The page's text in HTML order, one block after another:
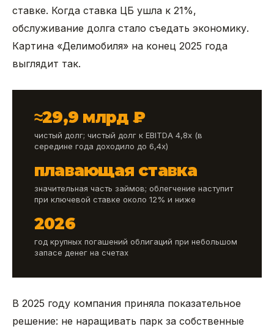
ставке. Когда ставка ЦБ ушла к 21%,
обслуживание долга стало съедать экономику.
Картина «Делимобиля» на конец 2025 года
выглядит так.
≈29,9 млрд ₽
чистый долг; чистый долг к EBITDA 4,8x (в
середине года доходило до 6,4x)
плавающая ставка
значительная часть займов; облегчение наступит
при ключевой ставке около 12% и ниже
2026
год крупных погашений облигаций при небольшом
запасе денег на счетах
В 2025 году компания приняла показательное
решение: не наращивать парк за собственные